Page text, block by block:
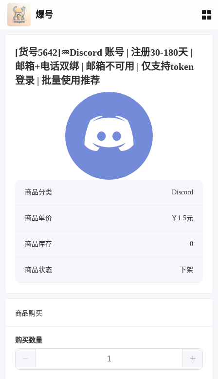
爆号
[货号5642]♒Discord 账号 | 注册30-180天 |
邮箱+电话双绑 | 邮箱不可用 | 仅支持token
登录 | 批量使用推荐
商品分类 Discord
商品单价 ￥1.5元
商品库存 0
商品状态 下架
商品购买
购买数量